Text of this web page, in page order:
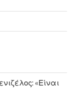
«Είναι